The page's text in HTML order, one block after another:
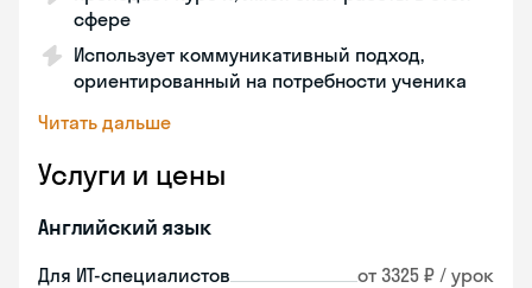
сфере
Использует коммуникативный подход,
ориентированный на потребности ученика
Читать дальше
Услуги и цены
Английский язык
Для ИТ-специалистов от 3325 ₽ / урок